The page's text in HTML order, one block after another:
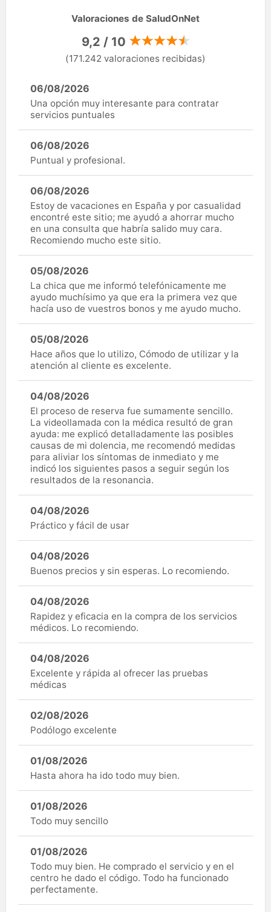
Valoraciones de SaludOnNet
9,2 / 10
(171.242 valoraciones recibidas)
06/08/2026
Una opción muy interesante para contratar
servicios puntuales
06/08/2026
Puntual y profesional.
06/08/2026
Estoy de vacaciones en España y por casualidad
encontré este sitio; me ayudó a ahorrar mucho
en una consulta que habría salido muy cara.
Recomiendo mucho este sitio.
05/08/2026
La chica que me informó telefónicamente me
ayudo muchísimo ya que era la primera vez que
hacía uso de vuestros bonos y me ayudo mucho.
05/08/2026
Hace años que lo utilizo, Cómodo de utilizar y la
atención al cliente es excelente.
04/08/2026
El proceso de reserva fue sumamente sencillo.
La videollamada con la médica resultó de gran
ayuda: me explicó detalladamente las posibles
causas de mi dolencia, me recomendó medidas
para aliviar los síntomas de inmediato y me
indicó los siguientes pasos a seguir según los
resultados de la resonancia.
04/08/2026
Práctico y fácil de usar
04/08/2026
Buenos precios y sin esperas. Lo recomiendo.
04/08/2026
Rapidez y eficacia en la compra de los servicios
médicos. Lo recomiendo.
04/08/2026
Excelente y rápida al ofrecer las pruebas
médicas
02/08/2026
Podólogo excelente
01/08/2026
Hasta ahora ha ido todo muy bien.
01/08/2026
Todo muy sencillo
01/08/2026
Todo muy bien. He comprado el servicio y en el
centro he dado el código. Todo ha funcionado
perfectamente.